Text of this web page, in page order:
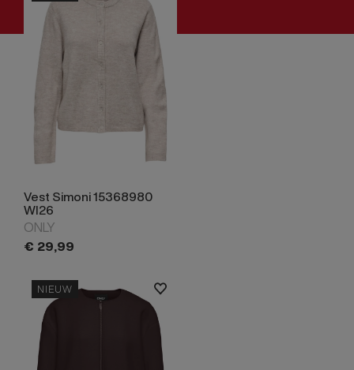
Vest Simoni 15368980
WI26
ONLY
€ 29,99
NIEUW